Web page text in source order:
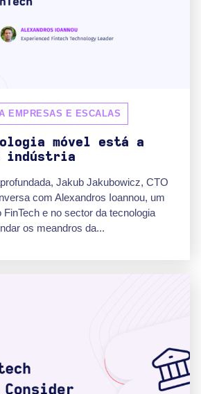
EMPRESAS E ESCALAS
móvel está a
indústria
Jakub Jakubowicz, CTO
com Alexandros Ioannou, um
e no sector da tecnologia
os meandros da...